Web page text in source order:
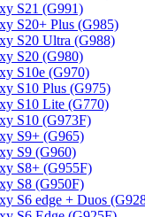
S21 (G991)
S20+ Plus (G985)
S20 Ultra (G988)
S20 (G980)
S10e (G970)
S10 Plus (G975)
S10 Lite (G770)
S10 (G973F)
S9+ (G965)
S9 (G960)
S8+ (G955F)
S8 (G950F)
S6 edge + Duos